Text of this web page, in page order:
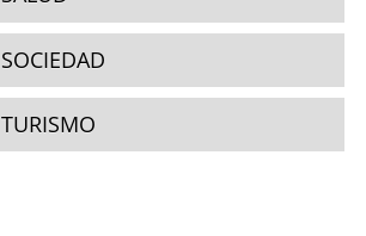
SOCIEDAD
TURISMO